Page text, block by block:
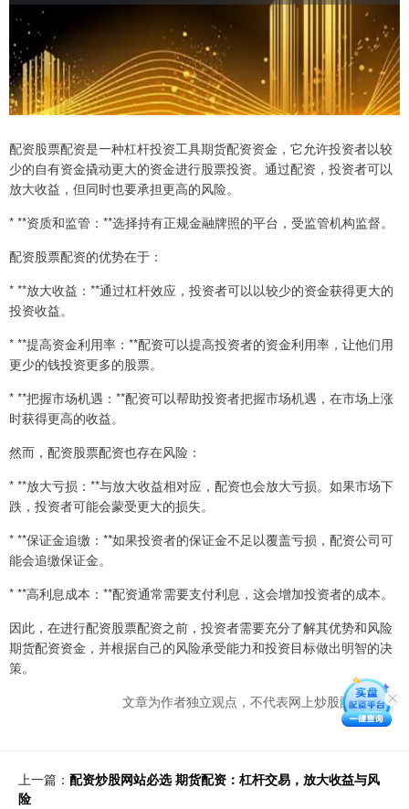
配资股票配资是一种杠杆投资工具期货配资资金，它允许投资者以较
少的自有资金撬动更大的资金进行股票投资。通过配资，投资者可以
放大收益，但同时也要承担更高的风险。
* **资质和监管：**选择持有正规金融牌照的平台，受监管机构监督。
配资股票配资的优势在于：
* **放大收益：**通过杠杆效应，投资者可以以较少的资金获得更大的
投资收益。
* **提高资金利用率：**配资可以提高投资者的资金利用率，让他们用
更少的钱投资更多的股票。
* **把握市场机遇：**配资可以帮助投资者把握市场机遇，在市场上涨
时获得更高的收益。
然而，配资股票配资也存在风险：
* **放大亏损：**与放大收益相对应，配资也会放大亏损。如果市场下
跌，投资者可能会蒙受更大的损失。
* **保证金追缴：**如果投资者的保证金不足以覆盖亏损，配资公司可
能会追缴保证金。
* **高利息成本：**配资通常需要支付利息，这会增加投资者的成本。
因此，在进行配资股票配资之前，投资者需要充分了解其优势和风险
期货配资资金，并根据自己的风险承受能力和投资目标做出明智的决
策。
文章为作者独立观点，不代表网上炒股配资观点
上一篇： 配资炒股网站必选 期货配资：杠杆交易，放大收益与风
险